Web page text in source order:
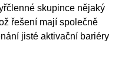
skupince nějaký
řešení mají společně
jisté aktivační bariéry